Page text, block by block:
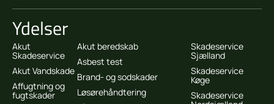
Ydelser
Akut
Skadeservice
Akut Vandskade
Affugtning og
fugtskader
Akut beredskab
Asbest test
Brand- og sodskader
Løsørehåndtering
Skadeservice
Sjælland
Skadeservice
Køge
Skadeservice